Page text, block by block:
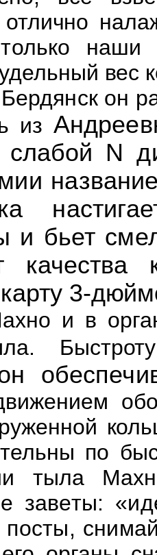
отлично
вес
он
из
слабой N
и бьет
3-
и в
по
тыла
заветы:
посты,